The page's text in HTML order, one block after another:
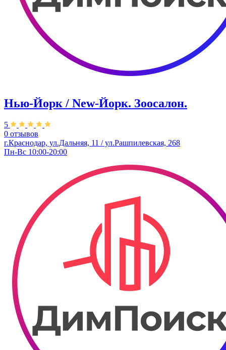
Нью-Йорк / New-Йорк. Зоосалон.
5
0 отзывов
г.Краснодар, ул.Дальняя, 11 / ул.Рашпилевская, 268
Пн-Вс 10:00-20:00